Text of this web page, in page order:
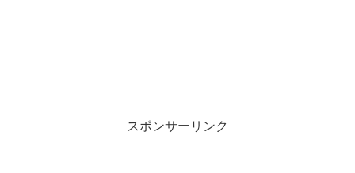
スポンサーリンク